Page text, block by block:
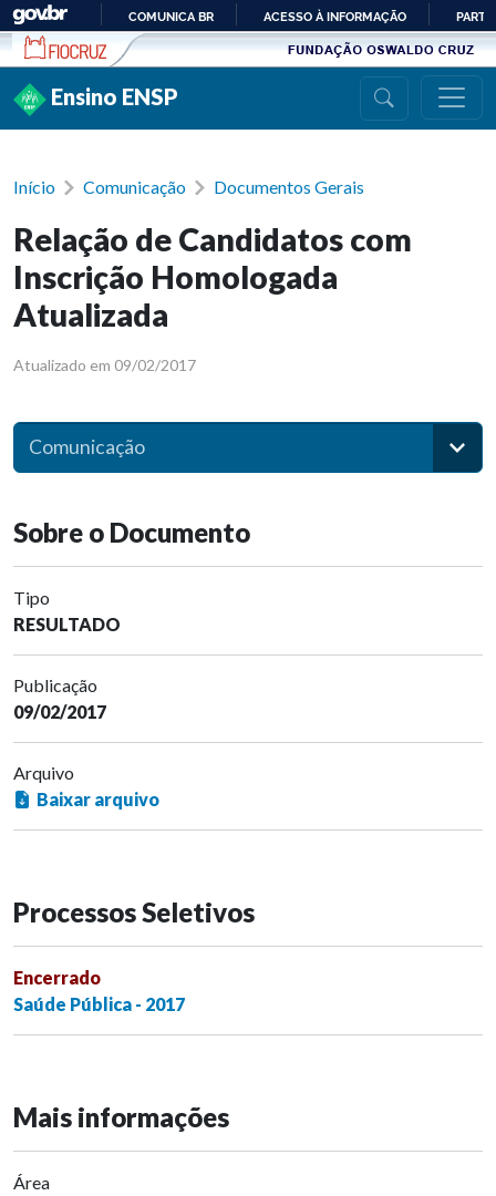
Ir para conteúdo
PARA
COMUNICA BR ACESSO À INFORMAÇÃO
Ensino ENSP
Início Comunicação Documentos Gerais
Relação de Candidatos com
Inscrição Homologada
Atualizada
Atualizado em 09/02/2017
Comunicação
Sobre o Documento
Tipo
RESULTADO
Publicação
09/02/2017
Arquivo
Baixar arquivo
Processos Seletivos
Encerrado
Saúde Pública - 2017
Mais informações
Área